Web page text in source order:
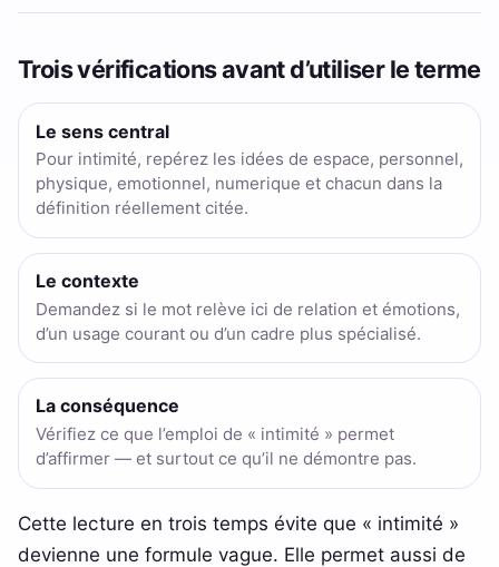
Trois vérifications avant d’utiliser le terme
Le sens central
Pour intimité, repérez les idées de espace, personnel,
physique, emotionnel, numerique et chacun dans la
définition réellement citée.
Le contexte
Demandez si le mot relève ici de relation et émotions,
d’un usage courant ou d’un cadre plus spécialisé.
La conséquence
Vérifiez ce que l’emploi de « intimité » permet
d’affirmer — et surtout ce qu’il ne démontre pas.
Cette lecture en trois temps évite que « intimité »
devienne une formule vague. Elle permet aussi de